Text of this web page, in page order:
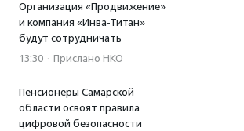
Организация «Продвижение»
и компания «Инва-Титан»
будут сотрудничать
13:30 · Прислано НКО
Пенсионеры Самарской
области освоят правила
цифровой безопасности